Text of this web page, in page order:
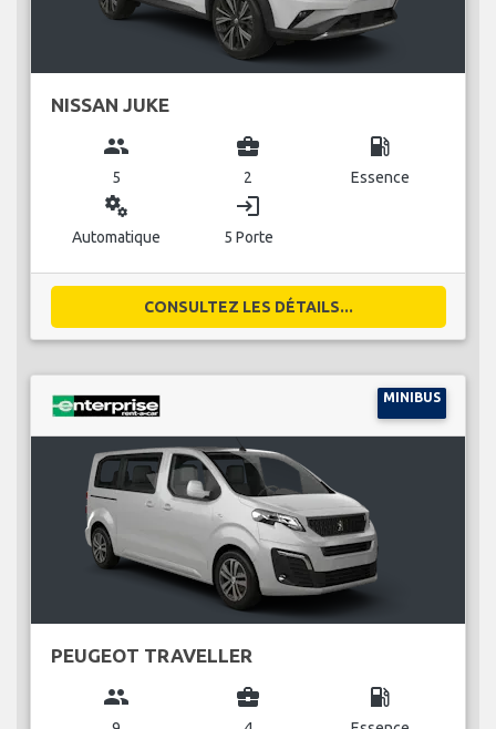
NISSAN JUKE
group
5
business_center
2
local_gas_station
Essence
miscellaneous_services
Automatique
login
5 Porte
CONSULTEZ LES DÉTAILS...
MINIBUS
PEUGEOT TRAVELLER
group business_center local_gas_station